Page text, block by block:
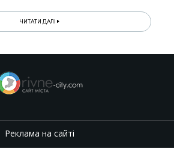
ЧИТАТИ ДАЛІ
Реклама на сайті